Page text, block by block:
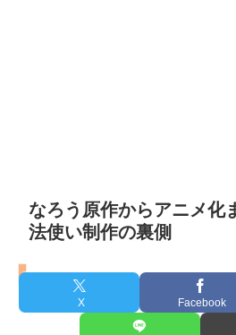
なろう原作からアニメ化
法使い制作の裏側
水属性の魔法使い
X Facebook